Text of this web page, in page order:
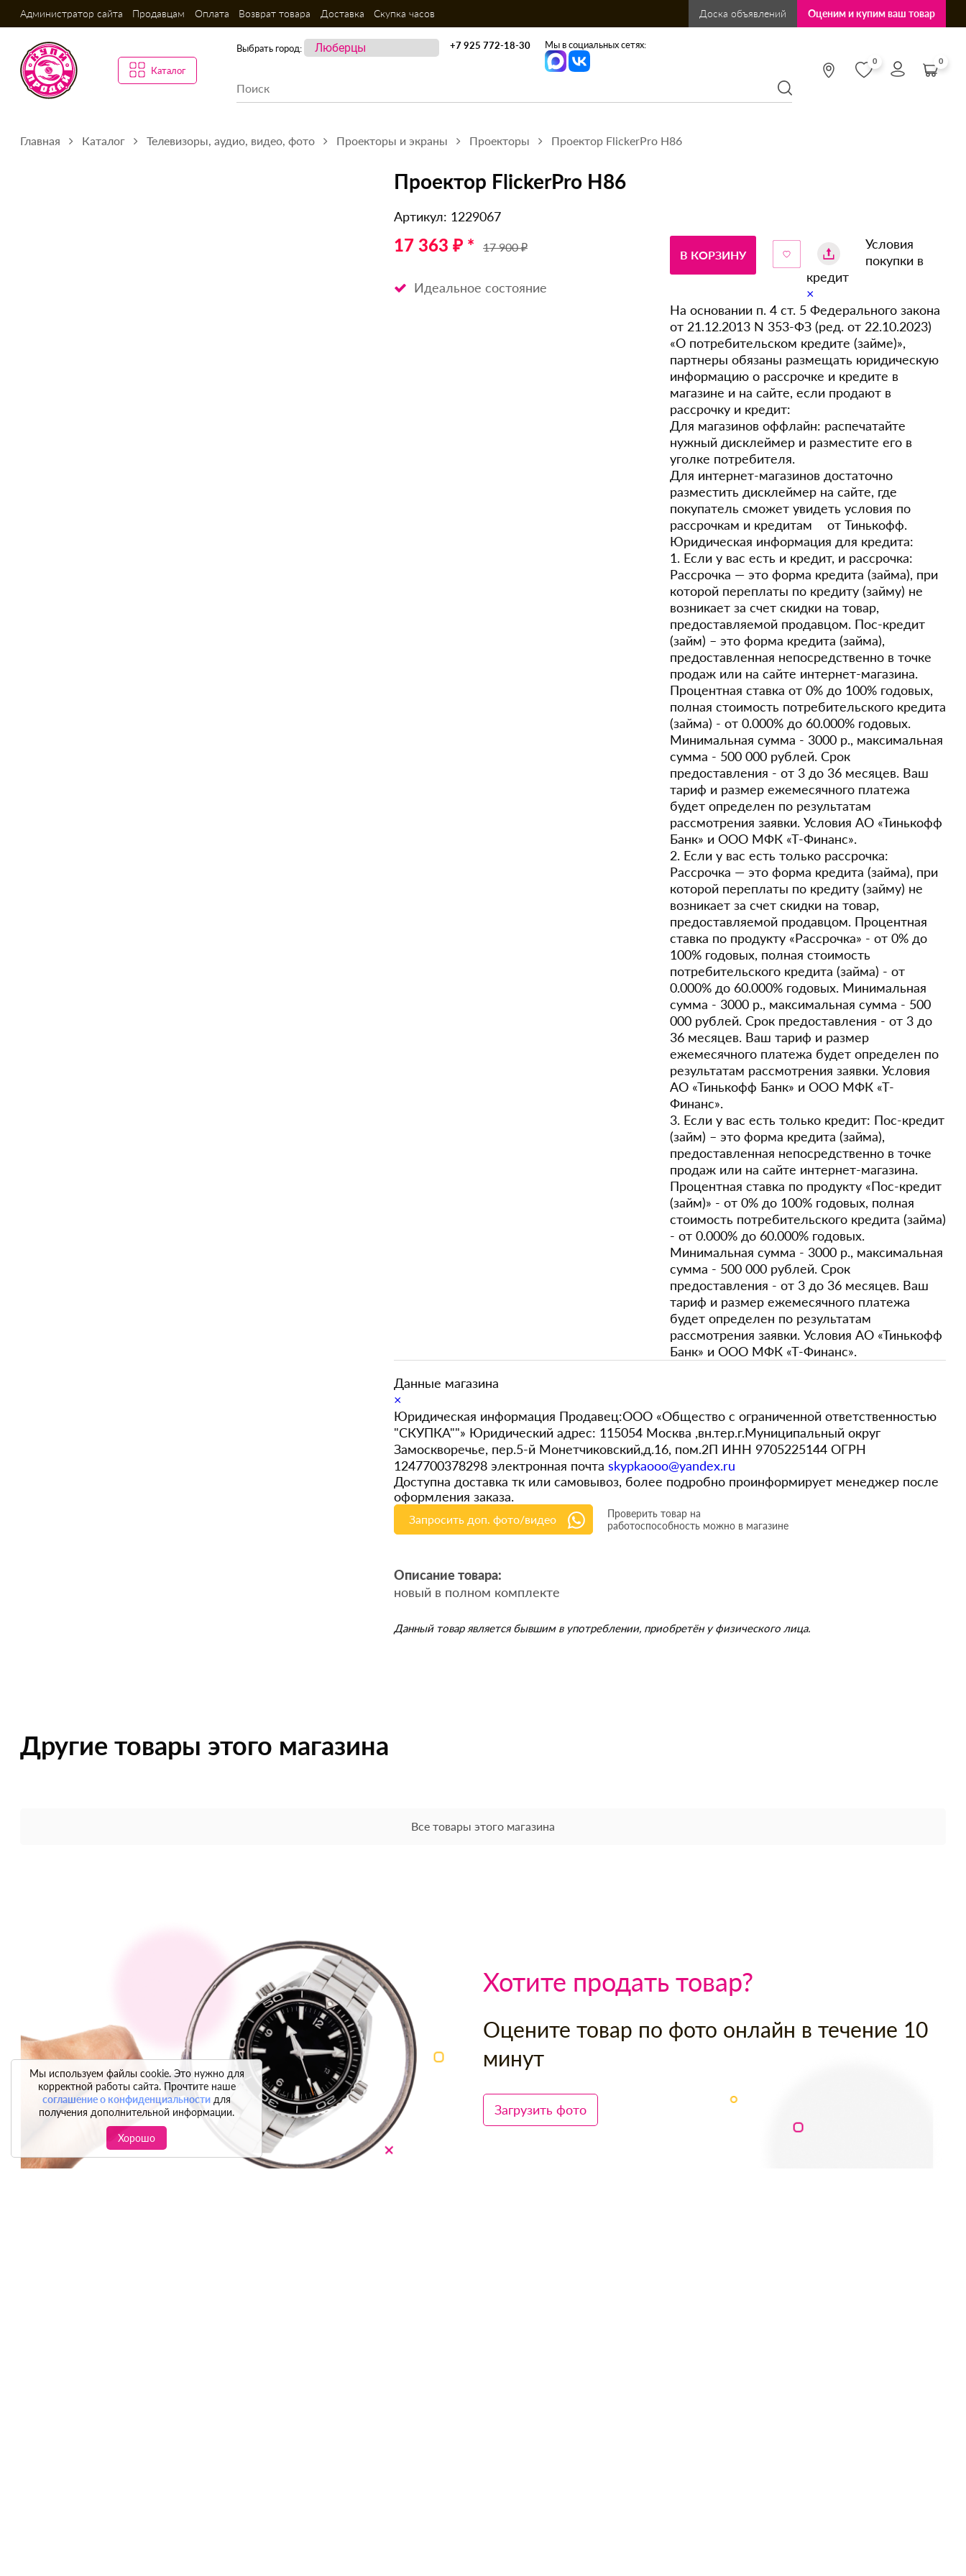
Администратор сайта Продавцам Оплата Возврат товара Доставка Скупка часов Доска объявлений Оценим и купим ваш товар
Каталог
Выбрать город: +7 925 772-18-30 Мы в социальных сетях:
0 0
Главная Каталог Телевизоры, аудио, видео, фото Проекторы и экраны Проекторы Проектор FlickerPro H86
Проектор FlickerPro H86
Артикул: 1229067
17 363 ₽ * 17 900 ₽
Идеальное состояние
В КОРЗИНУ
Условия
покупки в
кредит
×
На основании п. 4 ст. 5 Федерального закона
от 21.12.2013 N 353-ФЗ (ред. от 22.10.2023)
«О потребительском кредите (займе)»,
партнеры обязаны размещать юридическую
информацию о рассрочке и кредите в
магазине и на сайте, если продают в
рассрочку и кредит:
Для магазинов оффлайн: распечатайте
нужный дисклеймер и разместите его в
уголке потребителя.
Для интернет-магазинов достаточно
разместить дисклеймер на сайте, где
покупатель сможет увидеть условия по
рассрочкам и кредитам от Тинькофф.
Юридическая информация для кредита:
1. Если у вас есть и кредит, и рассрочка:
Рассрочка — это форма кредита (займа), при
которой переплаты по кредиту (займу) не
возникает за счет скидки на товар,
предоставляемой продавцом. Пос-кредит
(займ) – это форма кредита (займа),
предоставленная непосредственно в точке
продаж или на сайте интернет-магазина.
Процентная ставка от 0% до 100% годовых,
полная стоимость потребительского кредита
(займа) - от 0.000% до 60.000% годовых.
Минимальная сумма - 3000 р., максимальная
сумма - 500 000 рублей. Срок
предоставления - от 3 до 36 месяцев. Ваш
тариф и размер ежемесячного платежа
будет определен по результатам
рассмотрения заявки. Условия АО «Тинькофф
Банк» и ООО МФК «Т-Финанс».
2. Если у вас есть только рассрочка:
Рассрочка — это форма кредита (займа), при
которой переплаты по кредиту (займу) не
возникает за счет скидки на товар,
предоставляемой продавцом. Процентная
ставка по продукту «Рассрочка» - от 0% до
100% годовых, полная стоимость
потребительского кредита (займа) - от
0.000% до 60.000% годовых. Минимальная
сумма - 3000 р., максимальная сумма - 500
000 рублей. Срок предоставления - от 3 до
36 месяцев. Ваш тариф и размер
ежемесячного платежа будет определен по
результатам рассмотрения заявки. Условия
АО «Тинькофф Банк» и ООО МФК «Т-
Финанс».
3. Если у вас есть только кредит: Пос-кредит
(займ) – это форма кредита (займа),
предоставленная непосредственно в точке
продаж или на сайте интернет-магазина.
Процентная ставка по продукту «Пос-кредит
(займ)» - от 0% до 100% годовых, полная
стоимость потребительского кредита (займа)
- от 0.000% до 60.000% годовых.
Минимальная сумма - 3000 р., максимальная
сумма - 500 000 рублей. Срок
предоставления - от 3 до 36 месяцев. Ваш
тариф и размер ежемесячного платежа
будет определен по результатам
рассмотрения заявки. Условия АО «Тинькофф
Банк» и ООО МФК «Т-Финанс».
Данные магазина
×
Юридическая информация Продавец:ООО «Общество с ограниченной ответственностью
"СКУПКА""» Юридический адрес: 115054 Москва ,вн.тер.г.Муниципальный округ
Замоскворечье, пер.5-й Монетчиковский,д.16, пом.2П ИНН 9705225144 ОГРН
1247700378298 электронная почта skypkaooo@yandex.ru
Доступна доставка тк или самовывоз, более подробно проинформирует менеджер после
оформления заказа.
Запросить доп. фото/видео
Проверить товар на
работоспособность можно в магазине
Описание товара:
новый в полном комплекте
Данный товар является бывшим в употреблении, приобретён у физического лица.
Другие товары этого магазина
Все товары этого магазина
Хотите продать товар?
Оцените товар по фото онлайн в течение 10
минут
Загрузить фото
Мы используем файлы cookie. Это нужно для
корректной работы сайта. Прочтите наше
соглашение о конфиденциальности для
получения дополнительной информации.
Хорошо